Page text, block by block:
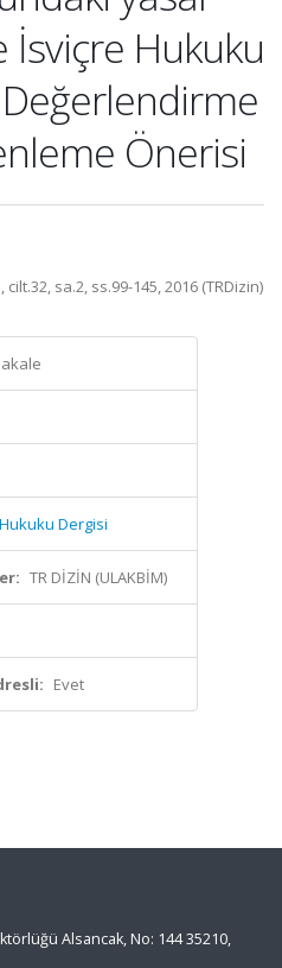
Hukuku
Önerisi
sa.2, ss.99-145, 2016 (TRDizin)
Dergisi
TR DİZİN (ULAKBİM)
Evet
Alsancak, No: 144 35210,